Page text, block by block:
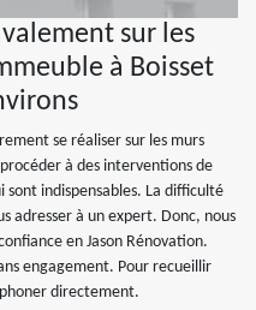
sur les
à Boisset
se réaliser sur les murs
à des interventions de
sont indispensables. La difficulté
adresser à un expert. Donc, nous
en Jason Rénovation.
engagement. Pour recueillir
directement.